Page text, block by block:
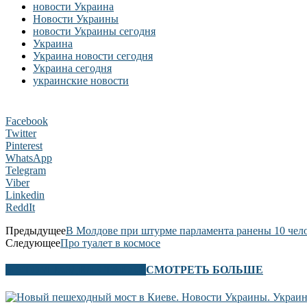
новости Украина
Новости Украины
новости Украины сегодня
Украина
Украина новости сегодня
Украина сегодня
украинские новости
Facebook
Twitter
Pinterest
WhatsApp
Telegram
Viber
Linkedin
ReddIt
ПредыдущееВ Молдове при штурме парламента ранены 10
СледующееПро туалет в космосе
СМОТРЕТЬ БОЛЬШЕ